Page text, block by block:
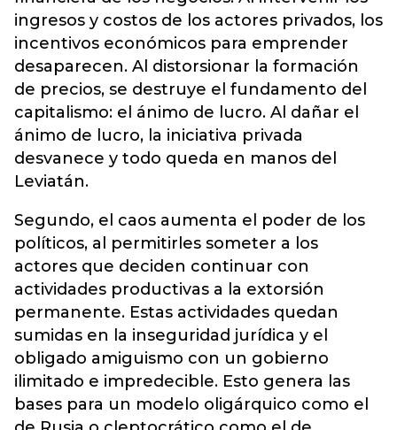
ingresos y costos de los actores privados, los
incentivos económicos para emprender
desaparecen. Al distorsionar la formación
de precios, se destruye el fundamento del
capitalismo: el ánimo de lucro. Al dañar el
ánimo de lucro, la iniciativa privada
desvanece y todo queda en manos del
Leviatán.
Segundo, el caos aumenta el poder de los
políticos, al permitirles someter a los
actores que deciden continuar con
actividades productivas a la extorsión
permanente. Estas actividades quedan
sumidas en la inseguridad jurídica y el
obligado amiguismo con un gobierno
ilimitado e impredecible. Esto genera las
bases para un modelo oligárquico como el